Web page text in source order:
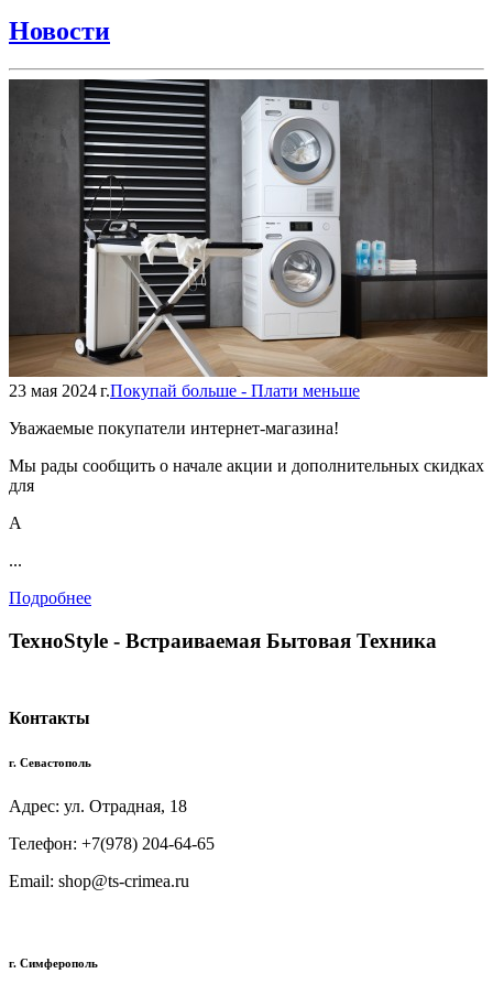
Новости
23 мая 2024 г.Покупай больше - Плати меньше
Уважаемые покупатели интернет-магазина!
Мы рады сообщить о начале акции и дополнительных скидках
для
А
...
Подробнее
TexноStyle - Встраиваемая Бытовая Техника
Контакты
г. Севастополь
Адрес: ул. Отрадная, 18
Телефон: +7(978) 204-64-65
Email: shop@ts-crimea.ru
г. Симферополь